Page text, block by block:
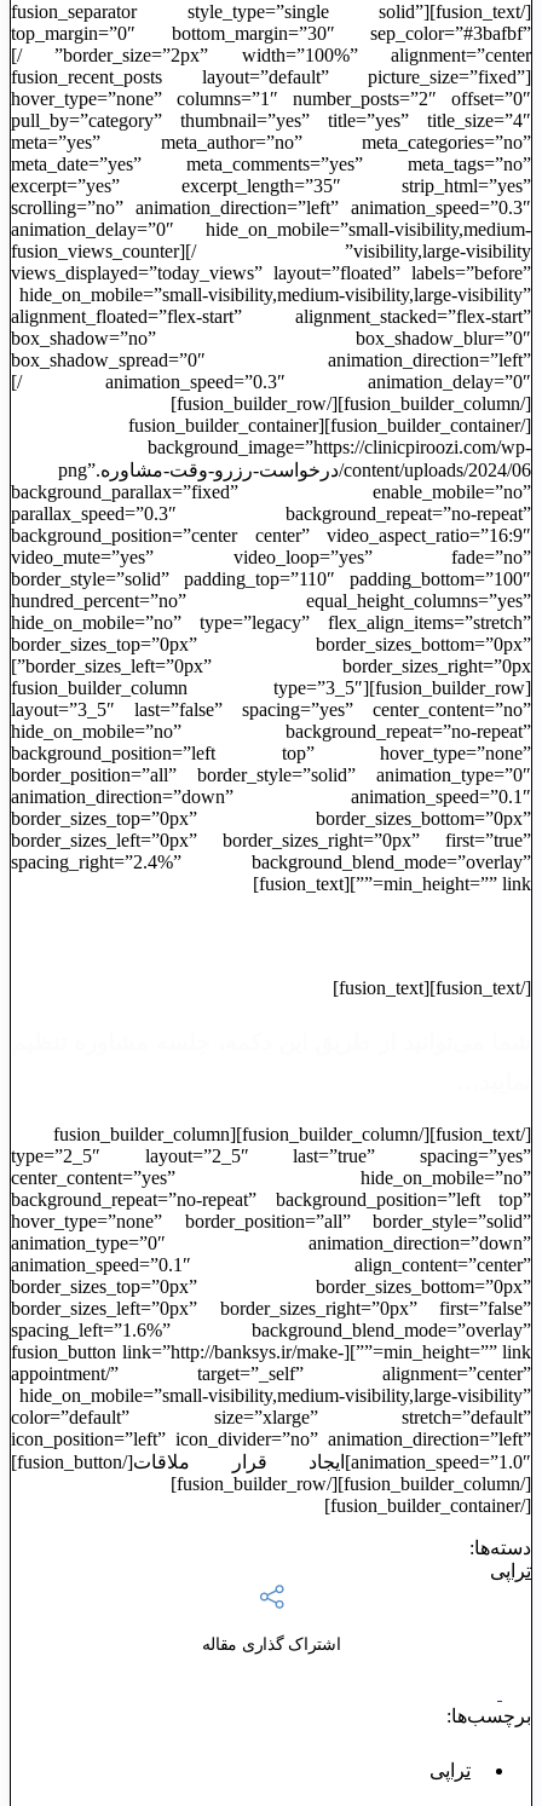
[/fusion_text][fusion_separator style_type=”single solid”
top_margin=”0″ bottom_margin=”30″ sep_color=”#3bafbf”
border_size=”2px” width=”100%” alignment=”center” /]
[fusion_recent_posts layout=”default” picture_size=”fixed”
hover_type=”none” columns=”1″ number_posts=”2″ offset=”0″
pull_by=”category” thumbnail=”yes” title=”yes” title_size=”4″
meta=”yes” meta_author=”no” meta_categories=”no”
meta_date=”yes” meta_comments=”yes” meta_tags=”no”
excerpt=”yes” excerpt_length=”35″ strip_html=”yes”
scrolling=”no” animation_direction=”left” animation_speed=”0.3″
animation_delay=”0″ hide_on_mobile=”small-visibility,medium-
visibility,large-visibility” /][fusion_views_counter
views_displayed=”today_views” layout=”floated” labels=”before”
hide_on_mobile=”small-visibility,medium-visibility,large-visibility”
alignment_floated=”flex-start” alignment_stacked=”flex-start”
box_shadow=”no” box_shadow_blur=”0″
box_shadow_spread=”0″ animation_direction=”left”
animation_speed=”0.3″ animation_delay=”0″ /]
[/fusion_builder_column][/fusion_builder_row]
[/fusion_builder_container][fusion_builder_container
background_image=”https://clinicpiroozi.com/wp-
content/uploads/2024/06/درخواست-رزرو-وقت-مشاوره.png”
background_parallax=”fixed” enable_mobile=”no”
parallax_speed=”0.3″ background_repeat=”no-repeat”
background_position=”center center” video_aspect_ratio=”16:9″
video_mute=”yes” video_loop=”yes” fade=”no”
border_style=”solid” padding_top=”110″ padding_bottom=”100″
hundred_percent=”no” equal_height_columns=”yes”
hide_on_mobile=”no” type=”legacy” flex_align_items=”stretch”
border_sizes_top=”0px” border_sizes_bottom=”0px”
border_sizes_left=”0px” border_sizes_right=”0px”]
[fusion_builder_row][fusion_builder_column type=”3_5″
layout=”3_5″ last=”false” spacing=”yes” center_content=”no”
hide_on_mobile=”no” background_repeat=”no-repeat”
background_position=”left top” hover_type=”none”
border_position=”all” border_style=”solid” animation_type=”0″
animation_direction=”down” animation_speed=”0.1″
border_sizes_top=”0px” border_sizes_bottom=”0px”
border_sizes_left=”0px” border_sizes_right=”0px” first=”true”
spacing_right=”2.4%” background_blend_mode=”overlay”
min_height=”” link=””][fusion_text]
[/fusion_text][fusion_text]
[/fusion_text][/fusion_builder_column][fusion_builder_column
type=”2_5″ layout=”2_5″ last=”true” spacing=”yes”
center_content=”yes” hide_on_mobile=”no”
background_repeat=”no-repeat” background_position=”left top”
hover_type=”none” border_position=”all” border_style=”solid”
animation_type=”0″ animation_direction=”down”
animation_speed=”0.1″ align_content=”center”
border_sizes_top=”0px” border_sizes_bottom=”0px”
border_sizes_left=”0px” border_sizes_right=”0px” first=”false”
spacing_left=”1.6%” background_blend_mode=”overlay”
min_height=”” link=””][fusion_button link=”http://banksys.ir/make-
appointment/” target=”_self” alignment=”center”
hide_on_mobile=”small-visibility,medium-visibility,large-visibility”
color=”default” size=”xlarge” stretch=”default”
icon_position=”left” icon_divider=”no” animation_direction=”left”
animation_speed=”1.0″]ایجاد قرار ملاقات[/fusion_button]
[/fusion_builder_column][/fusion_builder_row]
[/fusion_builder_container]
دسته‌ها:
تراپی
اشتراک گذاری مقاله
برچسب‌ها:
تراپی